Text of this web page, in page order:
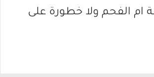
الفحم ولا خطورة على